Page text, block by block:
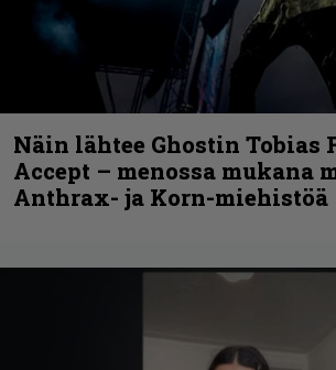
Näin lähtee Ghostin Tobias
Accept – menossa mukana
Anthrax- ja Korn-miehistöä